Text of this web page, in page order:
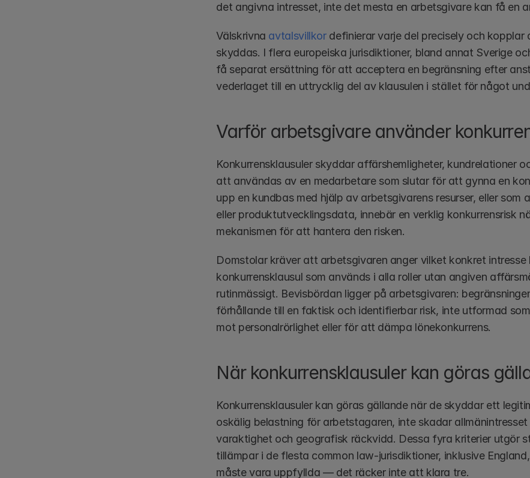
det angivna intresset, inte det mesta en arbetsgivare kan få en
Välskrivna avtalsvillkor definierar varje del precisely och kopplar
skyddas. I flera europeiska jurisdiktioner, bland annat Sverige
få separat ersättning för att acceptera en begränsning efter
vederlaget till en uttrycklig del av klausulen i stället för något
Varför arbetsgivare använder
Konkurrensklausuler skyddar affärshemligheter, kundrelationer
att användas av en medarbetare som slutar för att gynna en
upp en kundbas med hjälp av arbetsgivarens resurser, eller
eller produktutvecklingsdata, innebär en verklig konkurrensrisk
mekanismen för att hantera den risken.
Domstolar kräver att arbetsgivaren anger vilket konkret intresse
konkurrensklausul som används i alla roller utan angiven
rutinmässigt. Bevisbördan ligger på arbetsgivaren:
förhållande till en faktisk och identifierbar risk, inte utformad
mot personalrörlighet eller för att dämpa lönekonkurrens.
När konkurrensklausuler kan göras
Konkurrensklausuler kan göras gällande när de skyddar ett
oskälig belastning för arbetstagaren, inte skadar
varaktighet och geografisk räckvidd. Dessa fyra kriterier utgör
tillämpar i de flesta common law-jurisdiktioner, inklusive
måste vara uppfyllda — det räcker inte att klara tre.